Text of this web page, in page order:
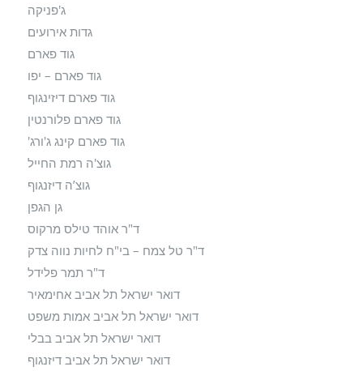
ג'פניקה
גדות אירועים
גוד פארם
גוד פארם – יפו
גוד פארם דיזינגוף
גוד פארם פלורנטין
גוד פארם קינג ג'ורג'
גוצ'ה רמת החייל
גוצ’ה דיזנגוף
גן הגפן
ד"ר אוהד טילס מרקוס
ד"ר טל צמח – בי"ח לחיות נווה צדק
ד"ר תמר פלידל
דואר ישראל תל אביב אחימאיר
דואר ישראל תל אביב אמות משפט
דואר ישראל תל אביב בבלי
דואר ישראל תל אביב דיזנגוף